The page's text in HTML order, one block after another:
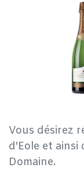
Vous désirez
d'Eole et
Domaine.